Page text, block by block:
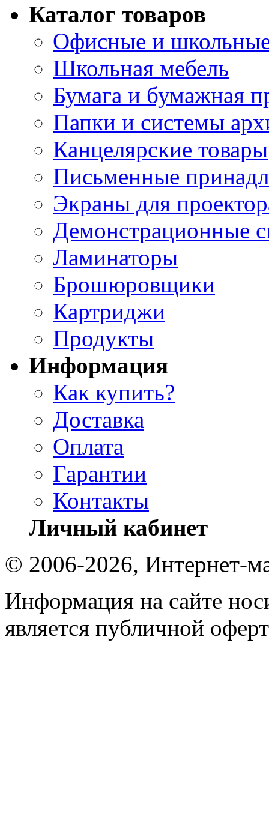
Каталог товаров
Офисные и
Школьная мебель
Бумага и бумажная
Папки и системы
Канцелярские товары
Письменные
Экраны для
Демонстрационные
Ламинаторы
Брошюровщики
Картриджи
Продукты
Информация
Как купить?
Доставка
Оплата
Гарантии
Контакты
Личный кабинет
© 2006-2026, Интернет-
Информация на сайте
является публичной